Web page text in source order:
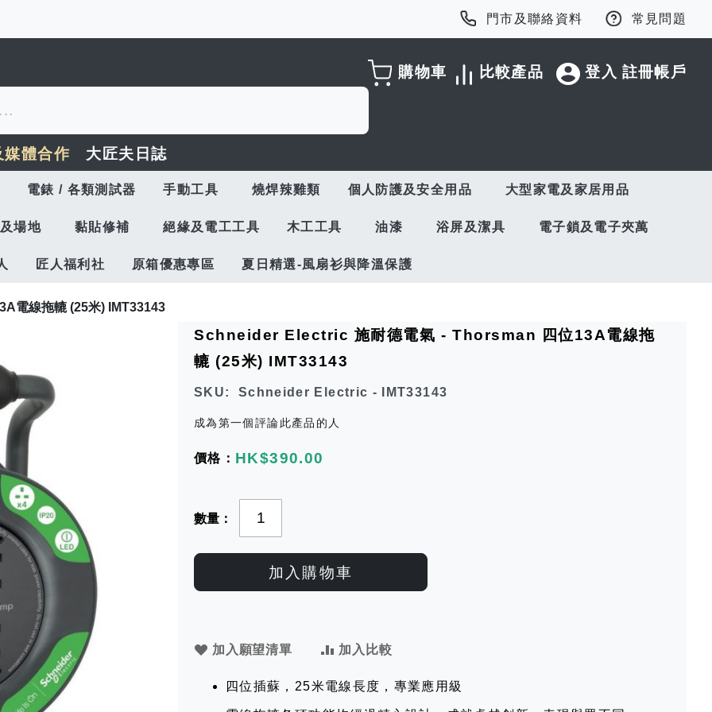
門市及聯絡資料 常見問題
登入 註冊帳戶
比較產品
購物車
體合作 大匠夫日誌
電錶 / 各類測試器 手動工具 燒焊辣雞類 個人防護及安全用品 大型家電及家居用品
場地 黏貼修補 絕緣及電工工具 木工工具 油漆 浴屏及潔具 電子鎖及電子夾萬
匠人福利社 原箱優惠專區 夏日精選-風扇衫與降溫保護
電線拖轆 (25米) IMT33143
Schneider Electric 施耐德電氣 - Thorsman 四位13A電線拖
轆 (25米) IMT33143
SKU Schneider Electric - IMT33143
成為第一個評論此產品的人
HK$390.00
數量
加入購物車
加入願望清單 加入比較
四位插蘇，25米電線長度，專業應用級